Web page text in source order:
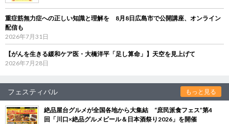
重症筋無力症への正しい知識と理解を 8月8日広島市で公開講座、オンライン
配信も
2026年7月31日
【がんを生きる緩和ケア医・大橋洋平「足し算命」】天空を見上げて
2026年7月28日
フェスティバル もっと見る
絶品屋台グルメが全国各地から大集結 “庶民派食フェス”第4
回「川口×絶品グルメビール＆日本酒祭り2026」を開催